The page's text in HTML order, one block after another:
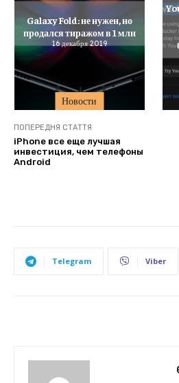
Новости
Galaxy Fold: не нужен, но
продался тиражом в 1 млн
16 декабря 2019
ПОПЕРЕДНЯ СТАТТЯ
iPhone все еще лучшая
инвестиция, чем телефоны
Android
Telegram Viber